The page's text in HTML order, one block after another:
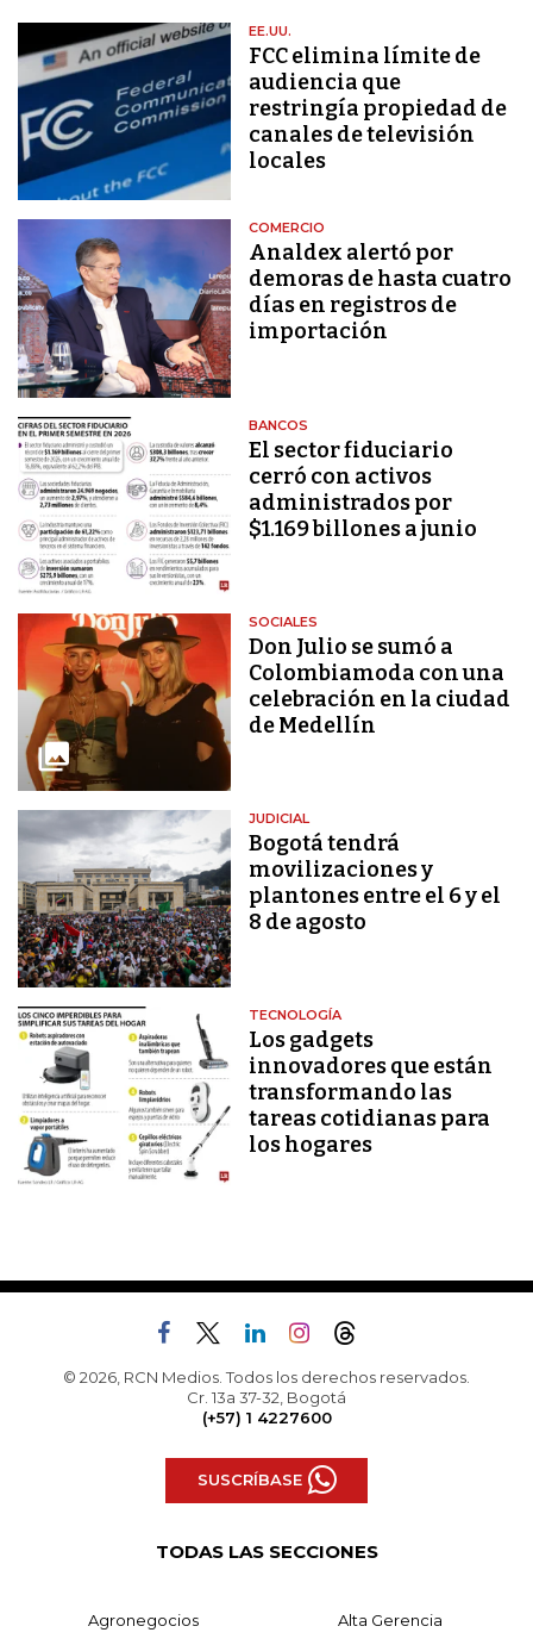
EE.UU.
FCC elimina límite de
audiencia que
restringía propiedad de
canales de televisión
locales
COMERCIO
Analdex alertó por
demoras de hasta cuatro
días en registros de
importación
BANCOS
El sector fiduciario
cerró con activos
administrados por
$1.169 billones a junio
SOCIALES
Don Julio se sumó a
Colombiamoda con una
celebración en la ciudad
de Medellín
JUDICIAL
Bogotá tendrá
movilizaciones y
plantones entre el 6 y el
8 de agosto
TECNOLOGÍA
Los gadgets
innovadores que están
transformando las
tareas cotidianas para
los hogares
© 2026, RCN Medios. Todos los derechos reservados.
Cr. 13a 37-32, Bogotá
(+57) 1 4227600
SUSCRÍBASE
TODAS LAS SECCIONES
Agronegocios Alta Gerencia